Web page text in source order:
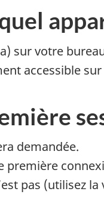
sur votre
accessible
demandée.
première
pas (utilisez la